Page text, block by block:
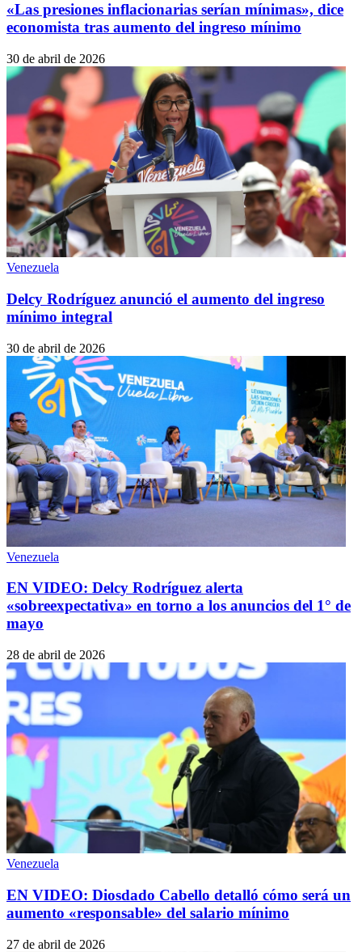
«Las presiones inflacionarias serían mínimas», dice
economista tras aumento del ingreso mínimo
30 de abril de 2026
Venezuela
Delcy Rodríguez anunció el aumento del ingreso
mínimo integral
30 de abril de 2026
Venezuela
EN VIDEO: Delcy Rodríguez alerta
«sobreexpectativa» en torno a los anuncios del 1° de
mayo
28 de abril de 2026
Venezuela
EN VIDEO: Diosdado Cabello detalló cómo será un
aumento «responsable» del salario mínimo
27 de abril de 2026